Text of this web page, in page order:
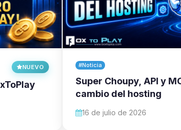
NUEVO #Noticia
Super Choupy, API y
cambio del hosting
16 de julio de 2026